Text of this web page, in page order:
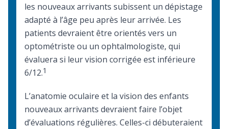
les nouveaux arrivants subissent un dépistage
adapté à l’âge peu après leur arrivée. Les
patients devraient être orientés vers un
optométriste ou un ophtalmologiste, qui
évaluera si leur vision corrigée est inférieure
6/12.1
L’anatomie oculaire et la vision des enfants
nouveaux arrivants devraient faire l’objet
d’évaluations régulières. Celles-ci débuteraient